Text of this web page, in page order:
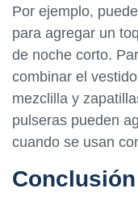
Por ejemplo,
para agregar un
de noche corto.
combinar el
mezclilla y
pulseras pueden
cuando se usan
Conclusión